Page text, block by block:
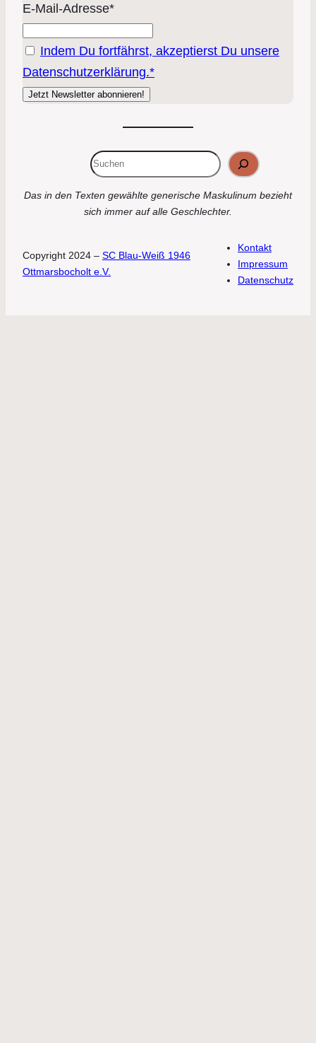
E-Mail-Adresse*
Indem Du fortfährst, akzeptierst Du unsere
Datenschutzerklärung.*
Das in den Texten gewählte generische Maskulinum bezieht
sich immer auf alle Geschlechter.
Copyright 2024 – SC Blau-Weiß 1946
Ottmarsbocholt e.V.
Kontakt
Impressum
Datenschutz